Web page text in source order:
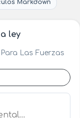
Markdown
ley
Las Fuerzas